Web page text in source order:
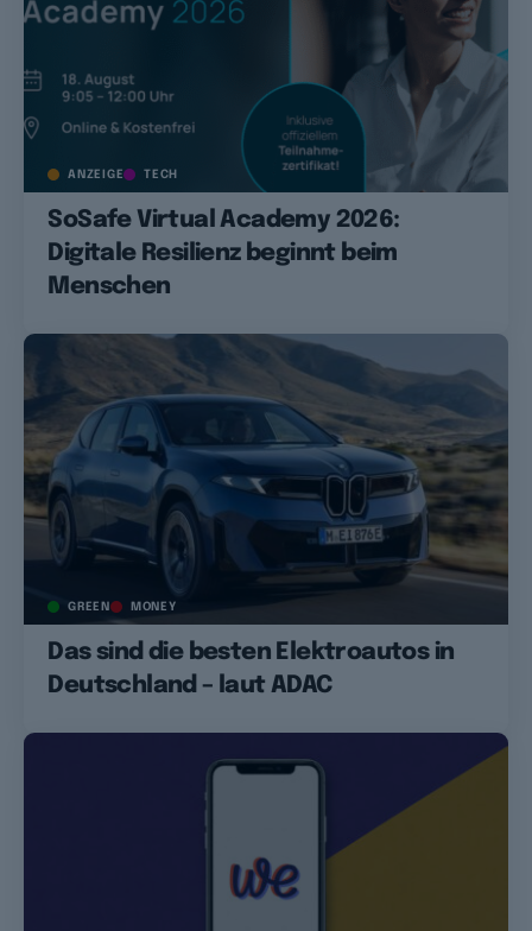
ANZEIGE TECH
SoSafe Virtual Academy 2026:
Digitale Resilienz beginnt beim
Menschen
GREEN MONEY
Das sind die besten Elektroautos in
Deutschland – laut ADAC